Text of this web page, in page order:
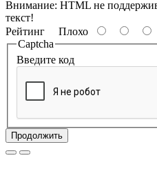
Внимание: HTML не
текст!
Рейтинг Плохо
Captcha
Введите код
Продолжить